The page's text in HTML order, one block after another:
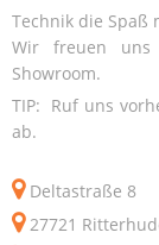
Technik die Spaß
Wir freuen
Showroom.
TIP: Ruf uns
ab.
Deltastraße 8
27721